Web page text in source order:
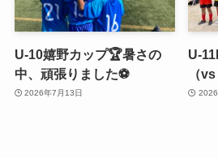
U-10嬉野カップ🏆暑さの
中、頑張りました⚽️
2026年7月13日
U-
（